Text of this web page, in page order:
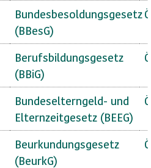
Bundesbesoldungsgesetz
(BBesG)
Berufsbildungsgesetz
(BBiG)
Bundeselterngeld- und
Elternzeitgesetz (BEEG)
Beurkundungsgesetz
(BeurkG)